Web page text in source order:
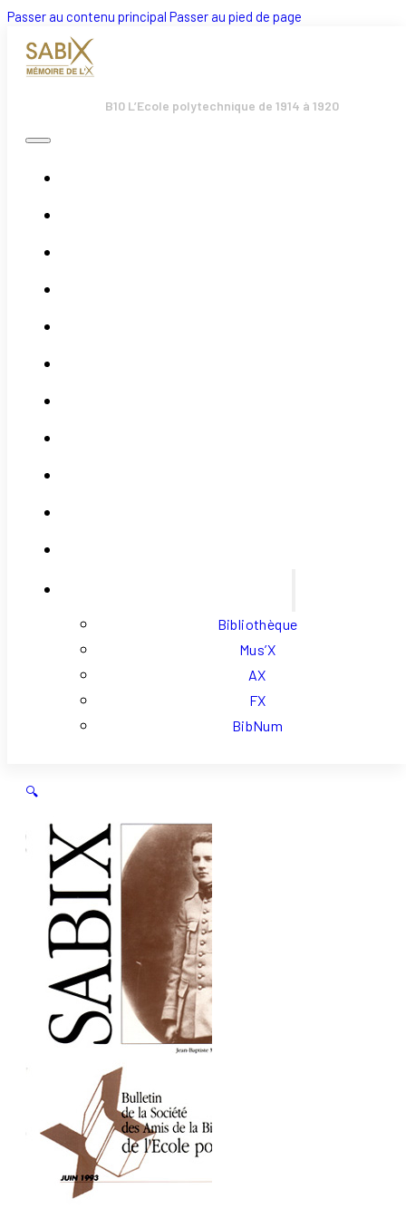
Passer au contenu principal Passer au pied de page
B10 L’Ecole polytechnique de 1914 à 1920
Bibliothèque
Mus’X
AX
FX
BibNum
🔍